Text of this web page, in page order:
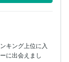
キング上位に入
に出会えまし